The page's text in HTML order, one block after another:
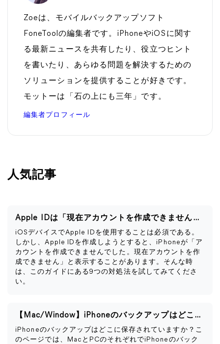
Zoeは、モバイルバックアップソフト
FoneToolの編集者です。iPhoneやiOSに関す
る最新ニュースを共有したり、役立つヒント
を書いたり、あらゆる問題を解決するための
ソリューションを提供することが好きです。
モットーは「石の上にも三年」です。
編集者プロフィール
人気記事
Apple IDは「現在アカウントを作成できません」と表示される
iOSデバイスでApple IDを使用することは必須である。
しかし、Apple IDを作成しようとすると、iPhoneが「ア
カウントを作成できませんでした。現在アカウントを作
成できません」と表示することがあります。そんな時
は、このガイドにある9つの対処法を試してみてくださ
い。
【Mac/Window】iPhoneのバックアップはどこに保存される？
iPhoneのバックアップはどこに保存されていますか？こ
のページでは、MacとPCのそれぞれでiPhoneのバック